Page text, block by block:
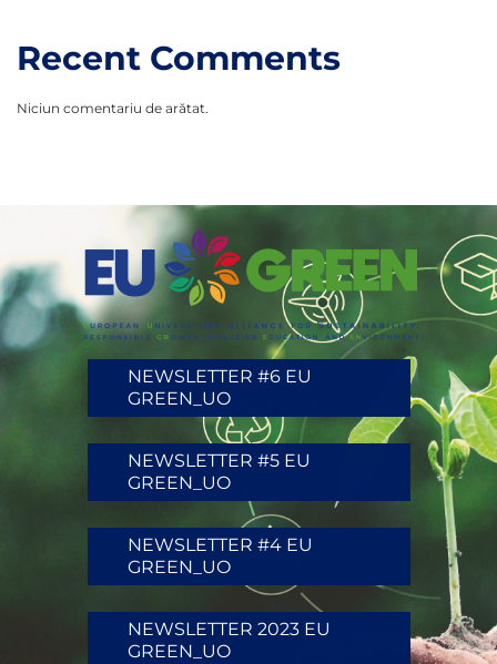
Recent Comments
Niciun comentariu de arătat.
NEWSLETTER #6 EU
GREEN_UO
NEWSLETTER #5 EU
GREEN_UO
NEWSLETTER #4 EU
GREEN_UO
NEWSLETTER 2023 EU
GREEN_UO